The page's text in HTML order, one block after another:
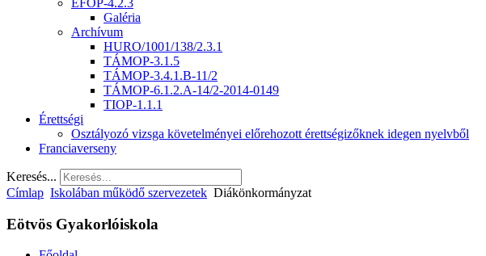
EFOP-4.2.3
Galéria
Archívum
HURO/1001/138/2.3.1
TÁMOP-3.1.5
TÁMOP-3.4.1.B-11/2
TÁMOP-6.1.2.A-14/2-2014-0149
TIOP-1.1.1
Érettségi
Osztályozó vizsga követelményei előrehozott érettségizőknek idegen nyelvből
Franciaverseny
Keresés...
Címlap Iskolában működő szervezetek Diákönkormányzat
Eötvös Gyakorlóiskola